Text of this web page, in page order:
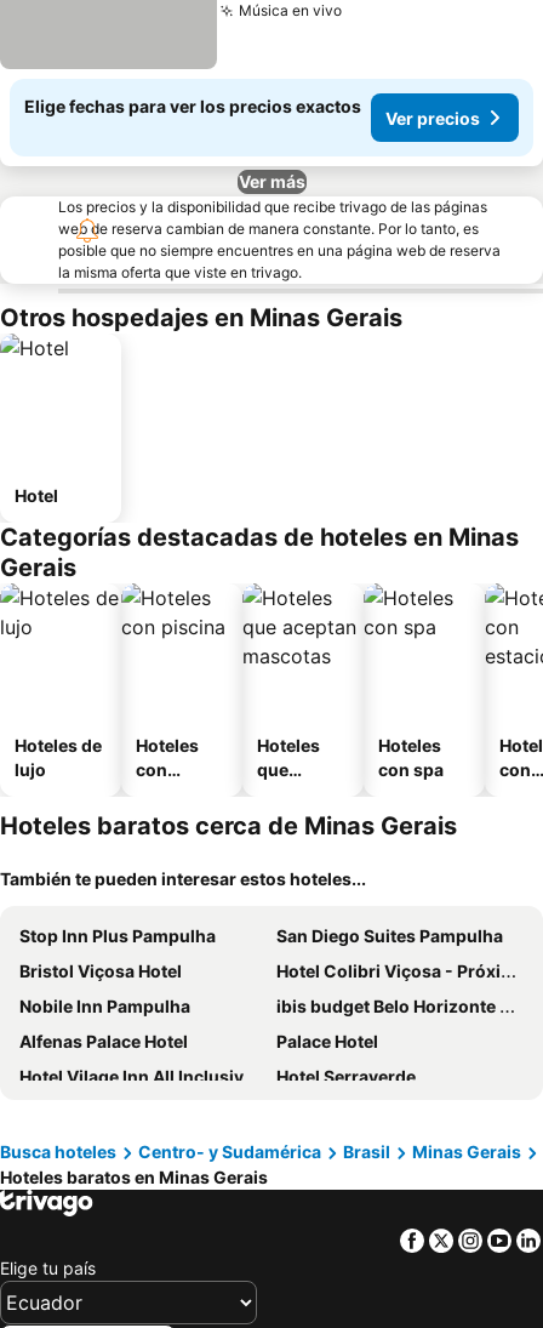
Música en vivoVer precios
Elige fechas para ver los precios exactos
Ver precios
Ver más
Los precios y la disponibilidad que recibe trivago de las páginas
web de reserva cambian de manera constante. Por lo tanto, es
posible que no siempre encuentres en una página web de reserva
la misma oferta que viste en trivago.
Otros hospedajes en Minas Gerais
Hotel
Categorías destacadas de hoteles en Minas
Gerais
Hoteles de
lujo
Hoteles
con
Hoteles
que
mascotas
Hoteles
con spa
con
Hoteles baratos cerca de Minas Gerais
También te pueden interesar estos hoteles...
Stop Inn Plus Pampulha
San Diego Suites Pampulha
Bristol Viçosa Hotel
Hotel Colibri Viçosa - Próximo a UFV
Nobile Inn Pampulha
ibis budget Belo Horizonte Minascentro
Alfenas Palace Hotel
Palace Hotel
Hotel Vilage Inn All Inclusive Poços de Caldas By Nacional Inn
Hotel Serraverde
Normandy Hotel
Linx Confins by Wish
Hotel Fazenda Poços de Caldas
ibis Uberaba
Hotel Fazenda Santa Helena
Class Hotel Passos
Domus Hotel Veneza Ipatinga
Busca hoteles Centro- y Sudamérica Brasil
Minas Gerais
Hoteles baratos en Minas Gerais
Facebook
Twitter
Elige tu país